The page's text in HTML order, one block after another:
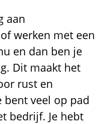
aan
werken met een
en dan ben je
Dit maakt het
rust en
veel op pad
bedrijf. Je hebt